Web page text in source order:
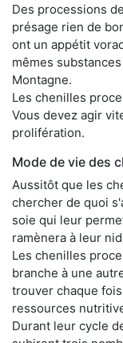
Des processions
présage rien de
ont un appétit
mêmes
Montagne.
Les chenilles
Vous devez agir
prolifération.
Mode de vie des
Aussitôt que les
chercher de quoi
soie qui leur
ramènera à leur
Les chenilles
branche à une
trouver chaque
ressources
Durant leur cycle